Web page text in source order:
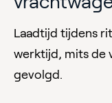
Laadtijd tijdens
werktijd, mits de
gevolgd.